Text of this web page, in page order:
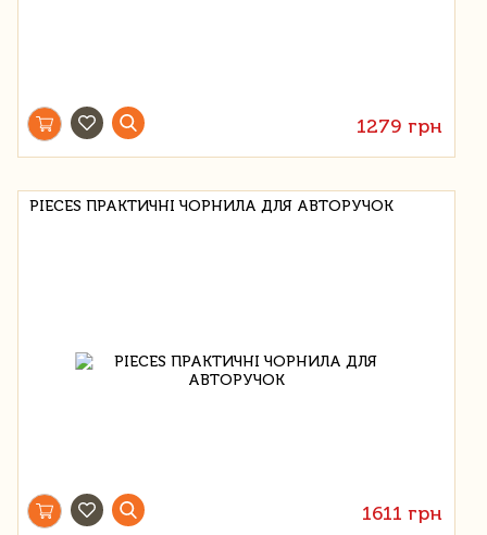
1279 грн
PIECES ПРАКТИЧНІ ЧОРНИЛА ДЛЯ АВТОРУЧОК
1611 грн